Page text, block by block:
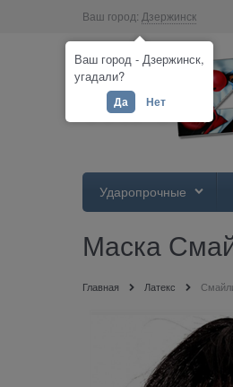
Ваш город: Дзержинск
Ударопрочные
Маска
Главная Латекс
Ваш город - Дзержинск,
угадали?
Да Нет